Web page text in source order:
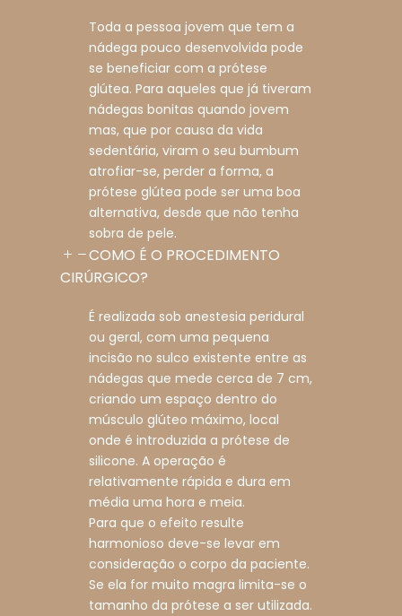
Toda a pessoa jovem que tem a
nádega pouco desenvolvida pode
se beneficiar com a prótese
glútea. Para aqueles que já tiveram
nádegas bonitas quando jovem
mas, que por causa da vida
sedentária, viram o seu bumbum
atrofiar-se, perder a forma, a
prótese glútea pode ser uma boa
alternativa, desde que não tenha
sobra de pele.
COMO É O PROCEDIMENTO
CIRÚRGICO?
É realizada sob anestesia peridural
ou geral, com uma pequena
incisão no sulco existente entre as
nádegas que mede cerca de 7 cm,
criando um espaço dentro do
músculo glúteo máximo, local
onde é introduzida a prótese de
silicone. A operação é
relativamente rápida e dura em
média uma hora e meia.
Para que o efeito resulte
harmonioso deve-se levar em
consideração o corpo da paciente.
Se ela for muito magra limita-se o
tamanho da prótese a ser utilizada.